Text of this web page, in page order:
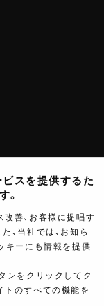
スを提供するた
。
善、お客様に提唱す
、当社では、お知ら
キーにも情報を提供
ンをクリックしてク
トのすべての機能を